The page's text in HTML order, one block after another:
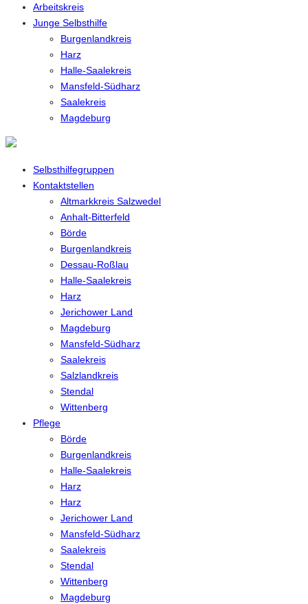
Arbeitskreis
Junge Selbsthilfe
Burgenlandkreis
Harz
Halle-Saalekreis
Mansfeld-Südharz
Saalekreis
Magdeburg
Selbsthilfegruppen
Kontaktstellen
Altmarkkreis Salzwedel
Anhalt-Bitterfeld
Börde
Burgenlandkreis
Dessau-Roßlau
Halle-Saalekreis
Harz
Jerichower Land
Magdeburg
Mansfeld-Südharz
Saalekreis
Salzlandkreis
Stendal
Wittenberg
Pflege
Börde
Burgenlandkreis
Halle-Saalekreis
Harz
Harz
Jerichower Land
Mansfeld-Südharz
Saalekreis
Stendal
Wittenberg
Magdeburg